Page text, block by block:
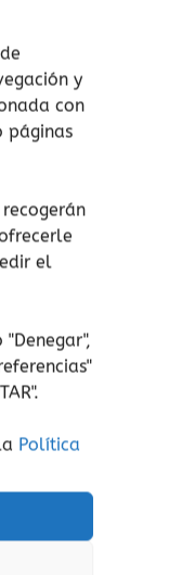
y
con
páginas
el
"
Política
a otros
la amistad,